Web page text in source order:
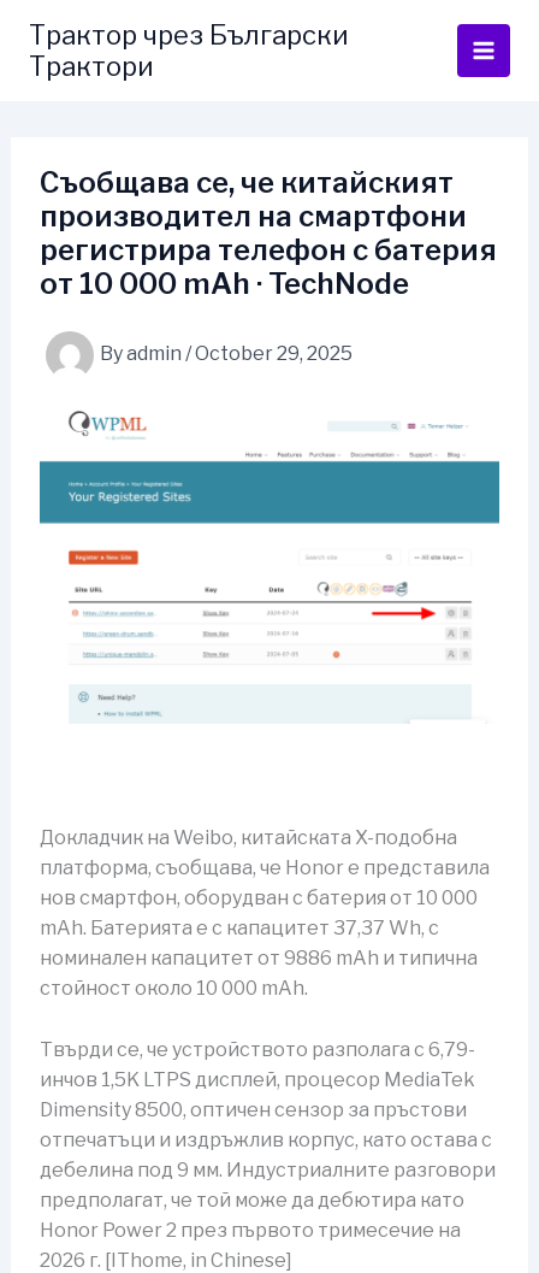
content
Трактор чрез Български
Трактори
Съобщава се, че китайският
производител на смартфони
регистрира телефон с батерия
от 10 000 mAh · TechNode
Byadmin /October 29, 2025
Докладчик на Weibo, китайската X-подобна
платформа, съобщава, че Honor е представила
нов смартфон, оборудван с батерия от 10 000
mAh. Батерията е с капацитет 37,37 Wh, с
номинален капацитет от 9886 mAh и типична
стойност около 10 000 mAh.
Твърди се, че устройството разполага с 6,79-
инчов 1,5K LTPS дисплей, процесор MediaTek
Dimensity 8500, оптичен сензор за пръстови
отпечатъци и издръжлив корпус, като остава с
дебелина под 9 мм. Индустриалните разговори
предполагат, че той може да дебютира като
Honor Power 2 през първото тримесечие на
2026 г. [IThome, in Chinese]